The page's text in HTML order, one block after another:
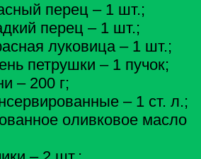
перец – 1 шт.;
перец – 1 шт.;
луковица – 1 шт.;
петрушки – 1 пучок;
– 200 г;
– 1 ст. л.;
оливковое масло